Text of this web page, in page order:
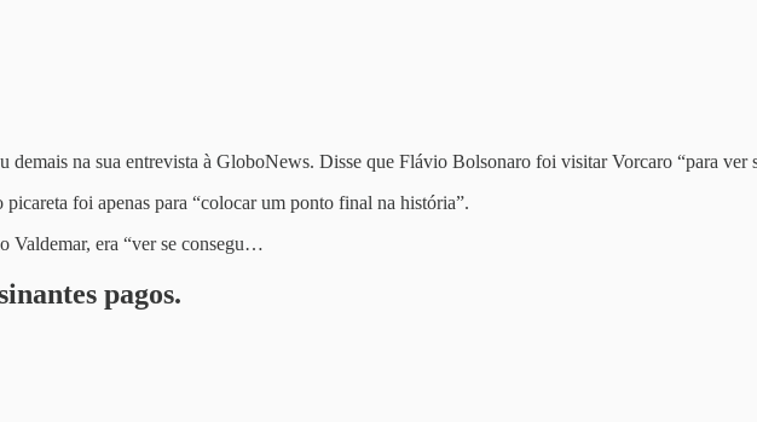
na sua entrevista à GloboNews. Disse que Flávio Bolsonaro foi visitar Vorcaro “para ver
foi apenas para “colocar um ponto final na história”.
Valdemar, era “ver se consegu…
pagos.